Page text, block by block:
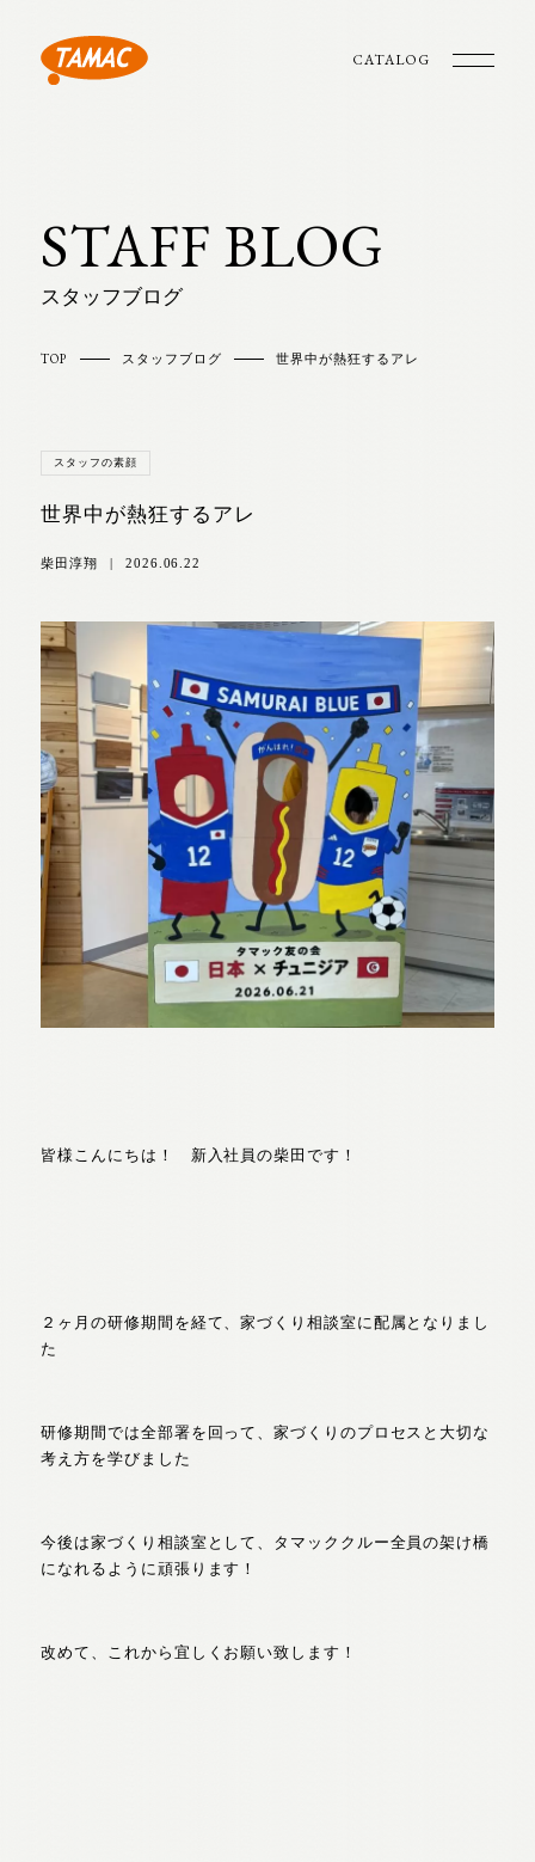
CATALOG
STAFF BLOG
スタッフブログ
TOP スタッフブログ 世界中が熱狂するアレ
スタッフの素顔
世界中が熱狂するアレ
柴田淳翔 | 2026.06.22
皆様こんにちは！ 新入社員の柴田です！
２ヶ月の研修期間を経て、家づくり相談室に配属となりまし
た
研修期間では全部署を回って、家づくりのプロセスと大切な
考え方を学びました
今後は家づくり相談室として、タマッククルー全員の架け橋
になれるように頑張ります！
改めて、これから宜しくお願い致します！